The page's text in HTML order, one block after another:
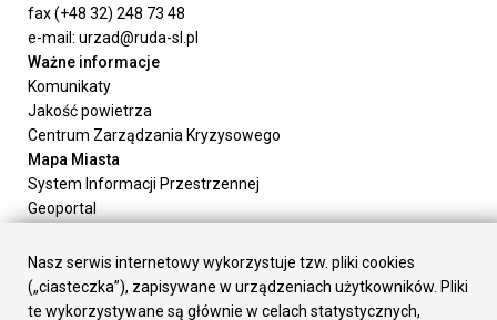
fax (+48 32) 248 73 48
e-mail: urzad@ruda-sl.pl
Ważne informacje
Komunikaty
Jakość powietrza
Centrum Zarządzania Kryzysowego
Mapa Miasta
System Informacji Przestrzennej
Geoportal
Załatw sprawę
Prezydent Miasta
Rada Miasta
Nasz serwis internetowy wykorzystuje tzw. pliki cookies
(„ciasteczka”), zapisywane w urządzeniach użytkowników. Pliki
te wykorzystywane są głównie w celach statystycznych,